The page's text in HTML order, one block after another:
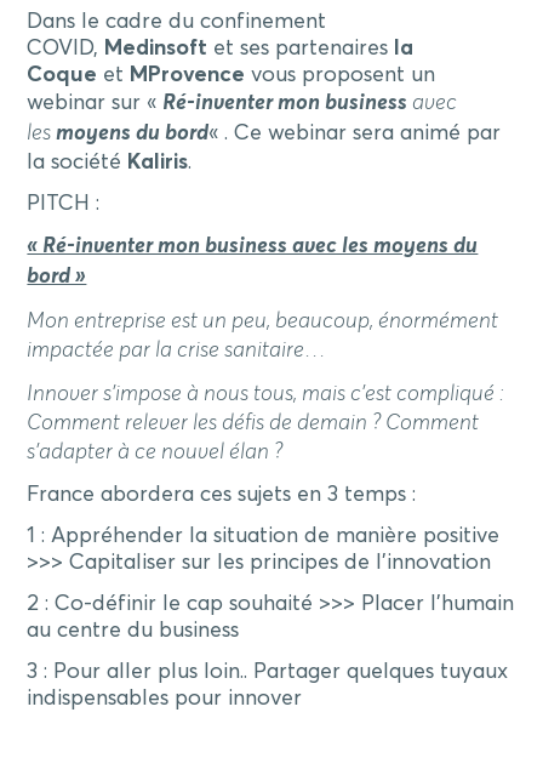
Dans le cadre du confinement
COVID, Medinsoft et ses partenaires
la
Coque et MProvence vous proposent un
webinar sur « Ré-inventer mon business avec
lesmoyens du bord« . Ce webinar sera animé par
la société Kaliris.
PITCH :
« Ré-inventer mon business avec les moyens du
bord »
Mon entreprise est un peu, beaucoup, énormément
impactée par la crise sanitaire…
Innover s’impose à nous tous, mais c’est compliqué :
Comment relever les défis de demain ? Comment
s’adapter à ce nouvel élan ?
France abordera ces sujets en 3 temps :
1 : Appréhender la situation de manière positive
>>> Capitaliser sur les principes de l’innovation
2 : Co-définir le cap souhaité >>> Placer l’humain
au centre du business
3 : Pour aller plus loin.. Partager quelques tuyaux
indispensables pour innover